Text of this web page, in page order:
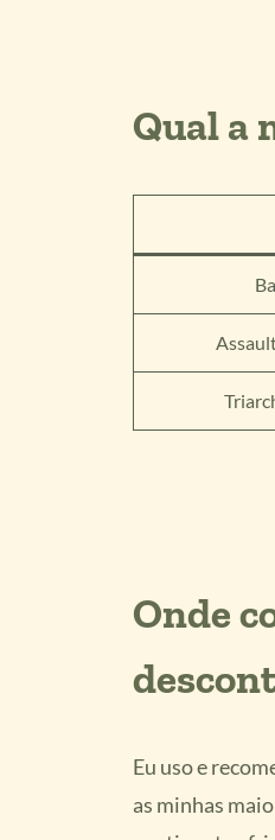
Qual a
Onde
Eu uso e
as minhas